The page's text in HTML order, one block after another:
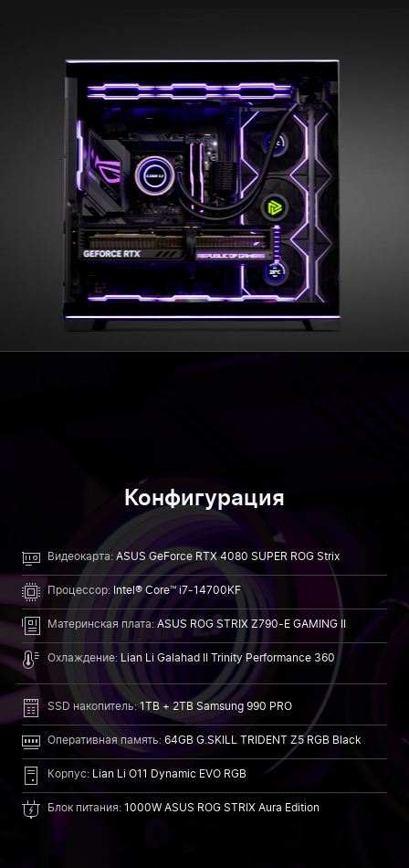
Конфигурация
Видеокарта: ASUS GeForce RTX 4080 SUPER ROG Strix
Процессор: Intel® Core™ i7-14700KF
Материнская плата: ASUS ROG STRIX Z790-E GAMING II
Охлаждение: Lian Li Galahad II Trinity Performance 360
SSD накопитель:1TB + 2TB Samsung 990 PRO
Оперативная память: 64GB G.SKILL TRIDENT Z5 RGB Black
Корпус: Lian Li O11 Dynamic EVO RGB
Блок питания: 1000W ASUS ROG STRIX Aura Edition